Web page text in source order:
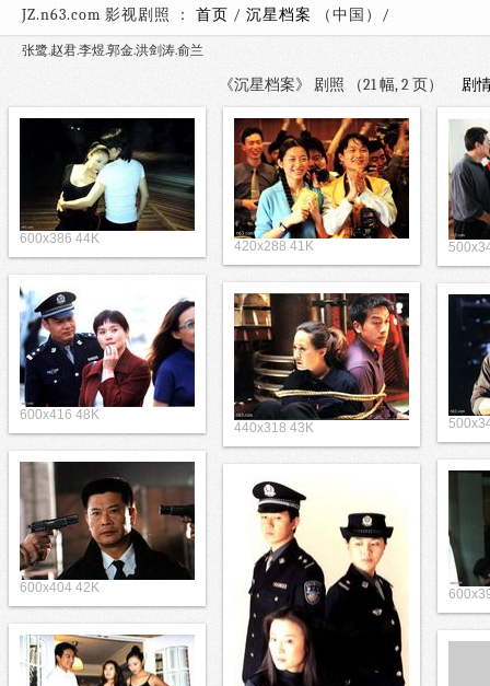
JZ.n63.com 影视剧照 ： 首页 / 沉星档案 （中国）
张鹭.赵君.李煜.郭金.洪剑涛.俞兰
《沉星档案》 剧照 （21 幅, 2 页） 剧
600x386 44K 420x288 41K
600x416 48K
440x318 43K
600x404 42K